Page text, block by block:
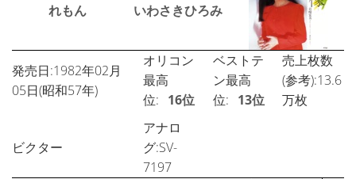
れもん いわさきひろみ
発売日:1982年02月
05日(昭和57年)
オリコン
最高
位: 16位
ベストテ
ン最高
位: 13位
売上枚数
(参考):13.6
万枚
ビクター
アナロ
グ:SV-
7197